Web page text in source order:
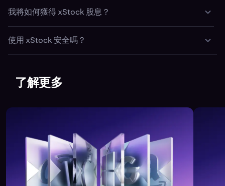
幣時根據實時價格更新價格。
我將如何獲得 xStock 股息？
加，以顯示股息，而非獲取現金股息。
使用 xStock 安全嗎？
是，投資 xStock 仍然有風險。
險披露，以及
款以了解更多。
了解更多